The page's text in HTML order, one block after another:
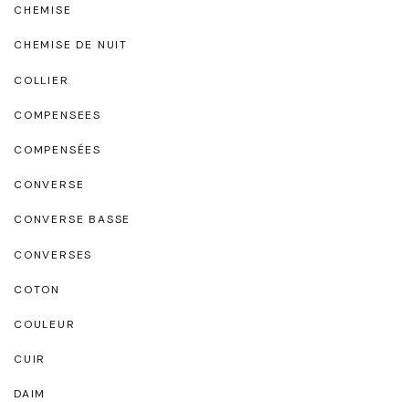
CHEMISE
CHEMISE DE NUIT
COLLIER
COMPENSEES
COMPENSÉES
CONVERSE
CONVERSE BASSE
CONVERSES
COTON
COULEUR
CUIR
DAIM